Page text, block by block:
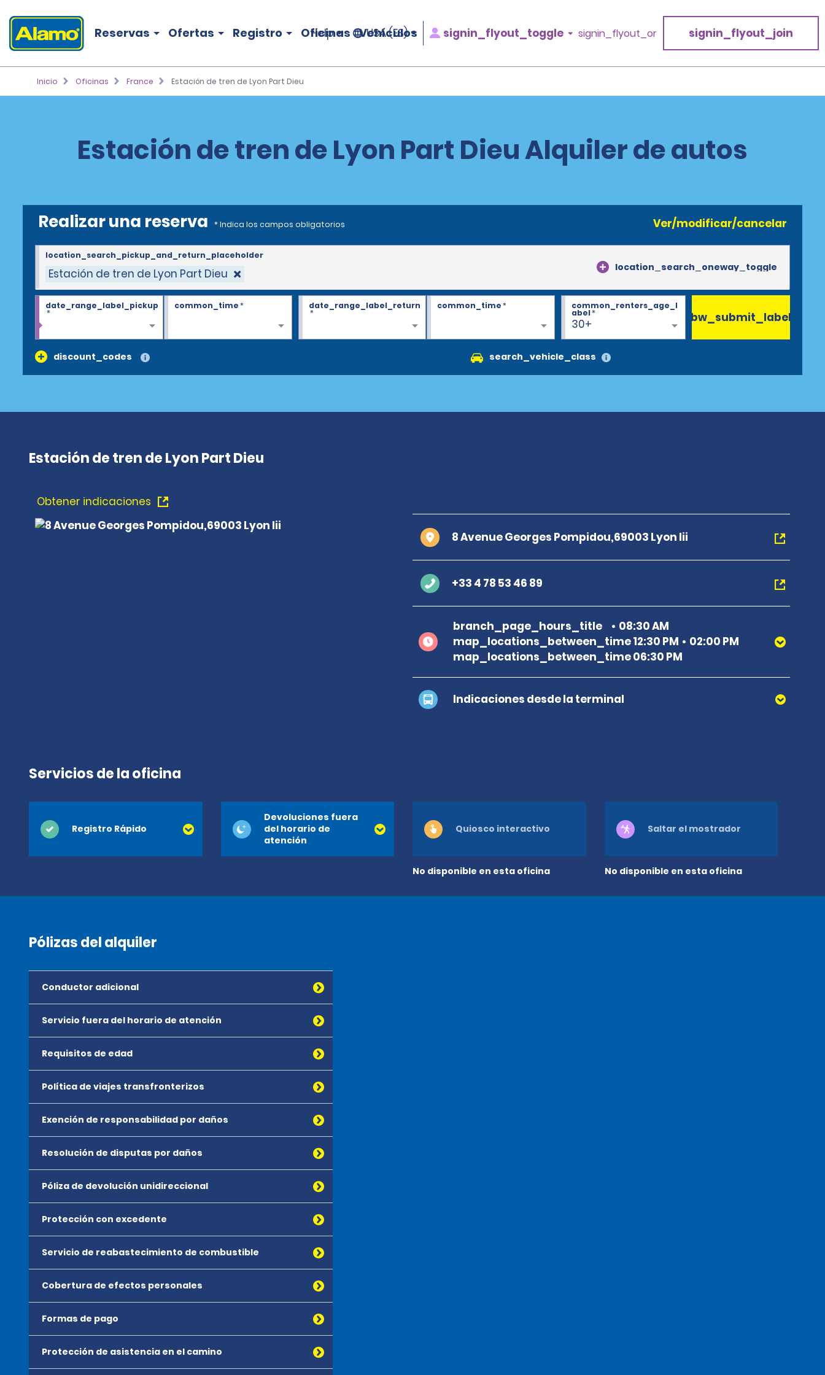
Reservas Ofertas Registro Oficinas Vehículos
Help USA (ES) signin_flyout_toggle signin_flyout_or signin_flyout_join
Inicio Oficinas France Estación de tren de Lyon Part Dieu
Estación de tren de Lyon Part Dieu Alquiler de autos
Realizar una reserva * Indica los campos obligatorios Ver/modificar/cancelar
Estación de tren de Lyon Part Dieu location_search_oneway_toggle
location_search_pickup_and_return_placeholder
date_range_label_pickup
*
common_time* date_range_label_return
*
common_time*
30+
common_renters_age_l
abel*
discount_codes search_vehicle_class
bw_submit_label
Estación de tren de Lyon Part Dieu
Obtener indicaciones
8 Avenue Georges Pompidou,69003 Lyon Iii
+33 4 78 53 46 89
branch_page_hours_title
08:30 AM
map_locations_between_time 12:30 PM
02:00 PM
map_locations_between_time 06:30 PM
Indicaciones desde la terminal
Servicios de la oficina
Registro Rápido
Devoluciones fuera
del horario de
atención
No disponible en esta oficina
Quiosco interactivo
No disponible en esta oficina
Saltar el mostrador
Pólizas del alquiler
Conductor adicional
Servicio fuera del horario de atención
Requisitos de edad
Política de viajes transfronterizos
Exención de responsabilidad por daños
Resolución de disputas por daños
Póliza de devolución unidireccional
Protección con excedente
Servicio de reabastecimiento de combustible
Cobertura de efectos personales
Formas de pago
Protección de asistencia en el camino